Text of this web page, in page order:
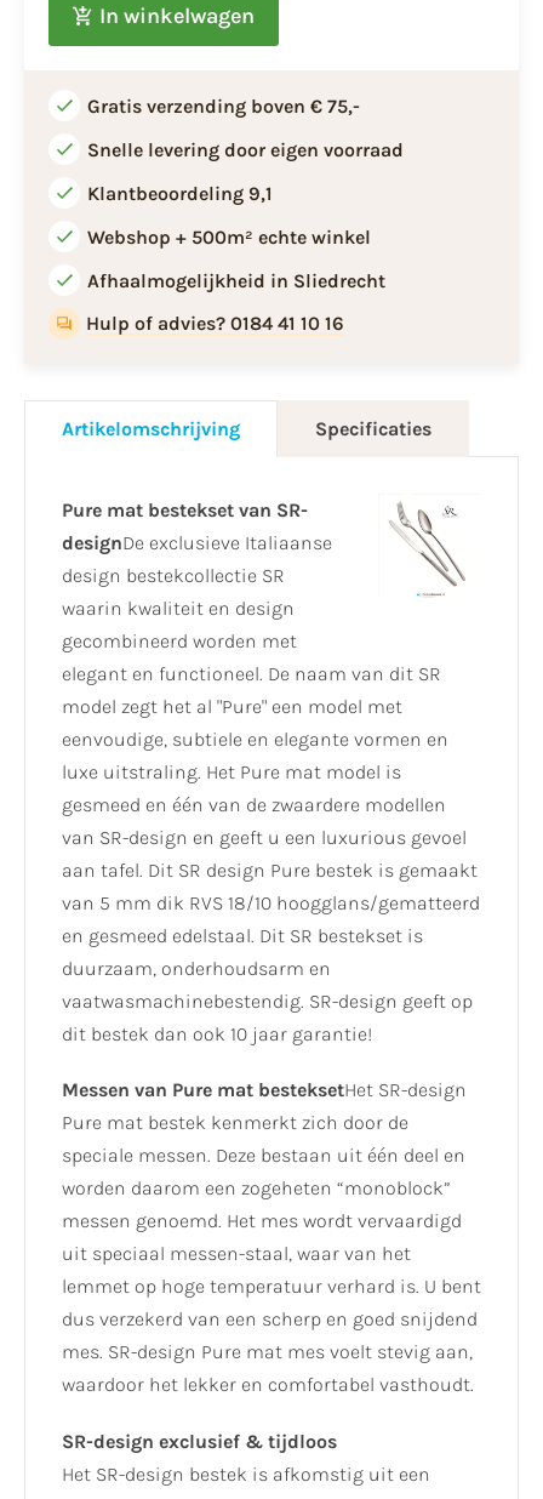
In winkelwagen
Gratis verzending boven € 75,-
Snelle levering door eigen voorraad
Klantbeoordeling 9,1
Webshop + 500m² echte winkel
Afhaalmogelijkheid in Sliedrecht
Hulp of advies? 0184 41 10 16
Artikelomschrijving Specificaties
Pure mat bestekset van SR-
designDe exclusieve Italiaanse
design bestekcollectie SR
waarin kwaliteit en design
gecombineerd worden met
elegant en functioneel. De naam van dit SR
model zegt het al "Pure" een model met
eenvoudige, subtiele en elegante vormen en
luxe uitstraling. Het Pure mat model is
gesmeed en één van de zwaardere modellen
van SR-design en geeft u een luxurious gevoel
aan tafel. Dit SR design Pure bestek is gemaakt
van 5 mm dik RVS 18/10 hoogglans/gematteerd
en gesmeed edelstaal. Dit SR bestekset is
duurzaam, onderhoudsarm en
vaatwasmachinebestendig. SR-design geeft op
dit bestek dan ook 10 jaar garantie!
Messen van Pure mat besteksetHet SR-design
Pure mat bestek kenmerkt zich door de
speciale messen. Deze bestaan uit één deel en
worden daarom een zogeheten “monoblock”
messen genoemd. Het mes wordt vervaardigd
uit speciaal messen-staal, waar van het
lemmet op hoge temperatuur verhard is. U bent
dus verzekerd van een scherp en goed snijdend
mes. SR-design Pure mat mes voelt stevig aan,
waardoor het lekker en comfortabel vasthoudt.
SR-design exclusief & tijdloos
Het SR-design bestek is afkomstig uit een